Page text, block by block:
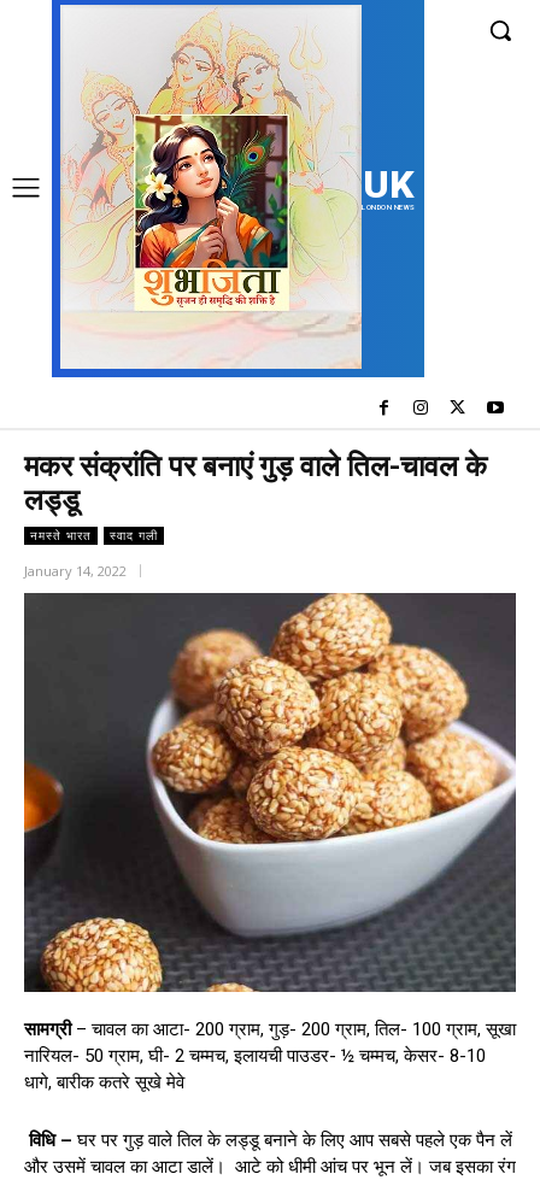
UK
LONDON NEWS
मकर संक्रांति पर बनाएं गुड़ वाले तिल-चावल के
लड्डू
नमस्ते भारत स्वाद गली
January 14, 2022
सामग्री– चावल का आटा- 200 ग्राम, गुड़- 200 ग्राम, तिल- 100 ग्राम, सूखा
नारियल- 50 ग्राम, घी- 2 चम्मच, इलायची पाउडर- ½ चम्मच, केसर- 8-10
धागे, बारीक कतरे सूखे मेवे
विधि –घर पर गुड़ वाले तिल के लड्डू बनाने के लिए आप सबसे पहले एक पैन लें
और उसमें चावल का आटा डालें। आटे को धीमी आंच पर भून लें। जब इसका रंग